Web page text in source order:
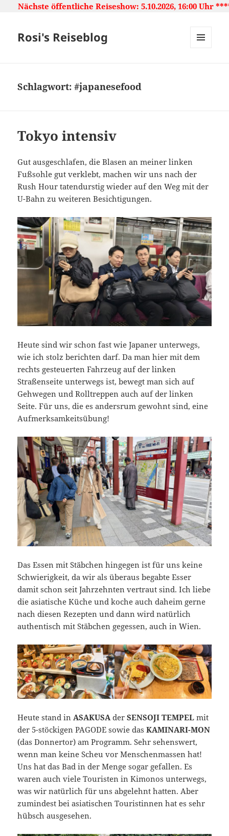
Reiseshow: 5.10.2026, 16:00 Uhr ***** Japan:
Rosi's Reiseblog
Schlagwort:#japanesefood
Tokyo intensiv
Gut ausgeschlafen, die Blasen an meiner linken
Fußsohle gut verklebt, machen wir uns nach der
Rush Hour tatendurstig wieder auf den Weg mit der
U-Bahn zu weiteren Besichtigungen.
Heute sind wir schon fast wie Japaner unterwegs,
wie ich stolz berichten darf. Da man hier mit dem
rechts gesteuerten Fahrzeug auf der linken
Straßenseite unterwegs ist, bewegt man sich auf
Gehwegen und Rolltreppen auch auf der linken
Seite. Für uns, die es andersrum gewohnt sind, eine
Aufmerksamkeitsübung!
Das Essen mit Stäbchen hingegen ist für uns keine
Schwierigkeit, da wir als überaus begabte Esser
damit schon seit Jahrzehnten vertraut sind. Ich liebe
die asiatische Küche und koche auch daheim gerne
nach diesen Rezepten und dann wird natürlich
authentisch mit Stäbchen gegessen, auch in Wien.
Heute stand inASAKUSAderSENSOJI TEMPEL mit
der 5-stöckigen PAGODE sowie dasKAMINARI-MON
(das Donnertor) am Programm. Sehr sehenswert,
wenn man keine Scheu vor Menschenmassen hat!
Uns hat das Bad in der Menge sogar gefallen. Es
waren auch viele Touristen in Kimonos unterwegs,
was wir natürlich für uns abgelehnt hatten. Aber
zumindest bei asiatischen Touristinnen hat es sehr
hübsch ausgesehen.